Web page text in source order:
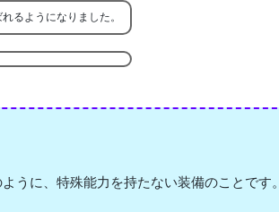
るようになりました。
うに、特殊能力を持たない装備のことです。